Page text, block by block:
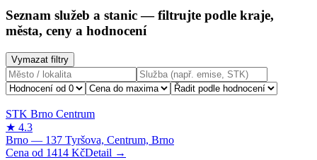
Seznam služeb a stanic— filtrujte podle kraje,
města, ceny a hodnocení
Vymazat filtry
1414 Kč